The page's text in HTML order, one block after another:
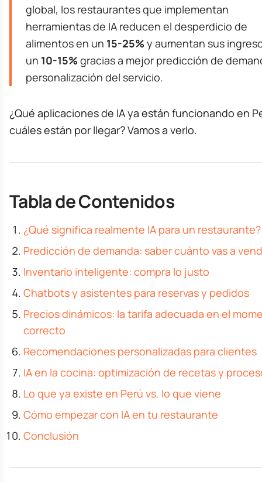
global, los restaurantes que implementan
herramientas de IA reducen el desperdicio de
alimentos en un 15-25% y aumentan sus
un 10-15% gracias a mejor predicción de
personalización del servicio.
¿Qué aplicaciones de IA ya están funcionando en
cuáles están por llegar? Vamos a verlo.
Tabla de Contenidos
¿Qué significa realmente IA para un restaurante?
Predicción de demanda: saber cuánto vas a
Inventario inteligente: compra lo justo
Chatbots y asistentes para reservas y pedidos
Precios dinámicos: la tarifa adecuada en el
correcto
Recomendaciones personalizadas para clientes
IA en la cocina: optimización de recetas y
Lo que ya existe en Perú vs. lo que viene
Cómo empezar con IA en tu restaurante
Conclusión